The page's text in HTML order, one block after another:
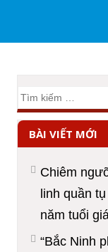
Tìm
cho:
BÀI VIẾT MỚI
Chiêm
linh quần
năm tuổi
“Bắc Ninh